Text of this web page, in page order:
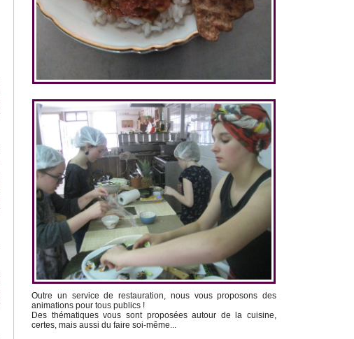
Outre un service de restauration, nous vous proposons des
animations pour tous publics !
Des thématiques vous sont proposées autour de la cuisine,
certes, mais aussi du faire soi-même...